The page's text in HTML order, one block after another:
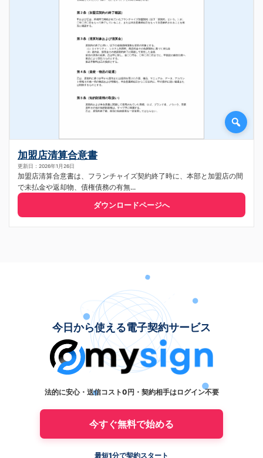
加盟店清算合意書
更新日：2026年1月26日
加盟店清算合意書は、フランチャイズ契約終了時に、本部と加盟店の間
で未払金や返却物、債権債務の有無...
ダウンロードページへ
今日から使える電子契約サービス
法的に安心・送信コスト0円・契約相手はログイン不要
今すぐ無料で始める
最短1分で契約スタート